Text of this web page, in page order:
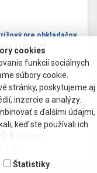
pre obkladačov
x 119 x 122
Sola
€
cookies
funkcií sociálnych
súbory cookie.
stránky, poskytujeme aj
inzercie a analýzy.
s ďalšími údajmi,
keď ste používali ich
Štatistiky